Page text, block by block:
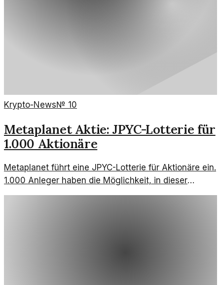
Krypto-News№ 10
Metaplanet Aktie: JPYC-Lotterie für
1.000 Aktionäre
Metaplanet führt eine JPYC-Lotterie für Aktionäre ein.
1.000 Anleger haben die Möglichkeit, in dieser
spannenden Initiative teilzunehmen.